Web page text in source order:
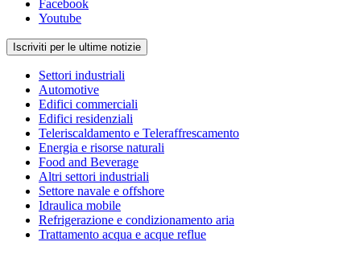
Facebook
Youtube
Iscriviti per le ultime notizie
Settori industriali
Automotive
Edifici commerciali
Edifici residenziali
Teleriscaldamento e Teleraffrescamento
Energia e risorse naturali
Food and Beverage
Altri settori industriali
Settore navale e offshore
Idraulica mobile
Refrigerazione e condizionamento aria
Trattamento acqua e acque reflue